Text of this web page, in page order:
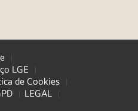
LGE
de Cookies
LEGAL